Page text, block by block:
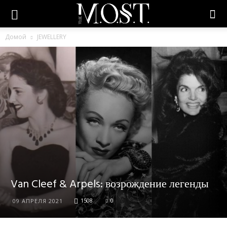
Домой JEWELLERY
Van Cleef & Arpels: возрождение легенды
09 АПРЕЛЯ 2021 1508 0